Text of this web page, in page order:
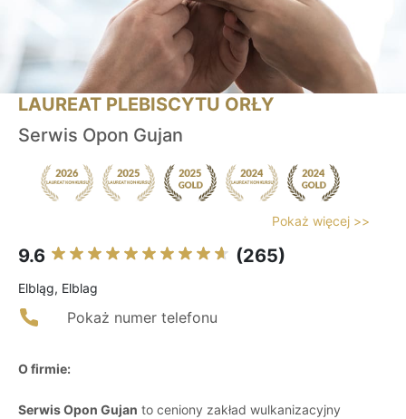
LAUREAT PLEBISCYTU ORŁY
Serwis Opon Gujan
Pokaż więcej >>
9.6 (265)
Elbląg, Elblag
Pokaż numer telefonu
O firmie:
Serwis Opon Gujan to ceniony zakład wulkanizacyjny